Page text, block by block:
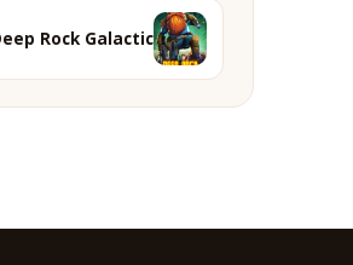
Rock Galactic